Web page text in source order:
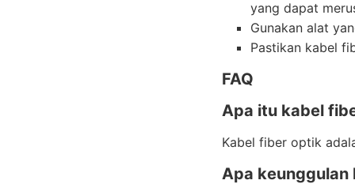
yang dapat
Gunakan alat
Pastikan kabel
FAQ
Apa itu kabel
Kabel fiber optik
Apa